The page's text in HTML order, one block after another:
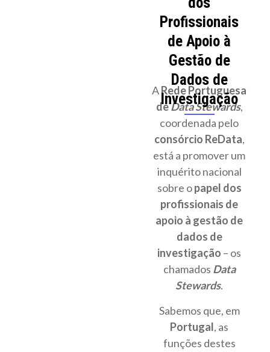
Profissionais
de Apoio à
Gestão de
Dados de
Investigação
ARede Portuguesa
deData Stewards,
coordenada pelo
consórcio ReData,
está a promover um
inquérito nacional
sobre opapel dos
profissionais de
apoio à gestão de
dados de
investigação – os
chamados Data
Stewards.
Sabemos que, em
Portugal, as
funções destes